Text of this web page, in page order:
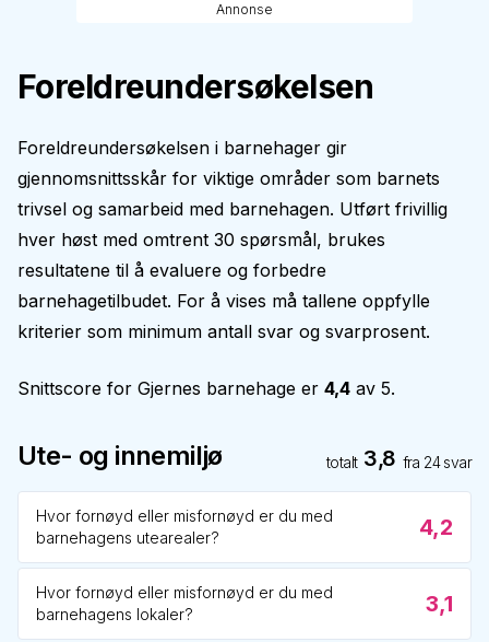
Annonse
Foreldreundersøkelsen
Foreldreundersøkelsen i barnehager gir
gjennomsnittsskår for viktige områder som barnets
trivsel og samarbeid med barnehagen. Utført frivillig
hver høst med omtrent 30 spørsmål, brukes
resultatene til å evaluere og forbedre
barnehagetilbudet. For å vises må tallene oppfylle
kriterier som minimum antall svar og svarprosent.
Snittscore for Gjernes barnehage er 4,4 av 5.
Ute- og innemiljø totalt 3,8 fra 24svar
Hvor fornøyd eller misfornøyd er du med
barnehagens utearealer?
4,2
Hvor fornøyd eller misfornøyd er du med
barnehagens lokaler?
3,1